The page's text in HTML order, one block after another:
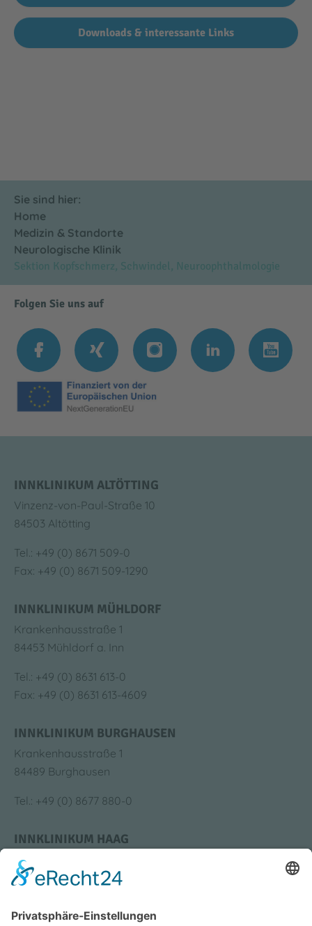
Downloads & interessante Links
Sie sind hier:
Home
Medizin & Standorte
Neurologische Klinik
Sektion Kopfschmerz, Schwindel, Neuroophthalmologie
Folgen Sie uns auf
INNKLINIKUM ALTÖTTING
Vinzenz-von-Paul-Straße 10
84503 Altötting
Tel.: +49 (0) 8671 509-0
Fax: +49 (0) 8671 509-1290
INNKLINIKUM MÜHLDORF
Krankenhausstraße 1
84453 Mühldorf a. Inn
Tel.: +49 (0) 8631 613-0
Fax: +49 (0) 8631 613-4609
INNKLINIKUM BURGHAUSEN
Krankenhausstraße 1
84489 Burghausen
Tel.: +49 (0) 8677 880-0
INNKLINIKUM HAAG
Krankenhausstraße 4
83527 Haag i. OB